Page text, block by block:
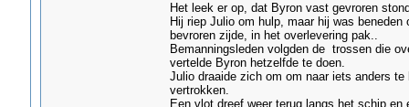
Het leek er op, dat Byron vast gevroren
Hij riep Julio om hulp, maar hij was
bevroren zijde, in het overlevering pak..
Bemanningsleden volgden de trossen die
vertelde Byron hetzelfde te doen.
Julio draaide zich om om naar iets anders
vertrokken.
Een vlot dreef weer terug langs het schip